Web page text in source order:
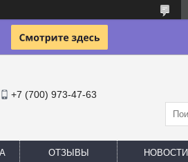
+7 (700) 973-47-63
ОТЗЫВЫ НОВОСТИ